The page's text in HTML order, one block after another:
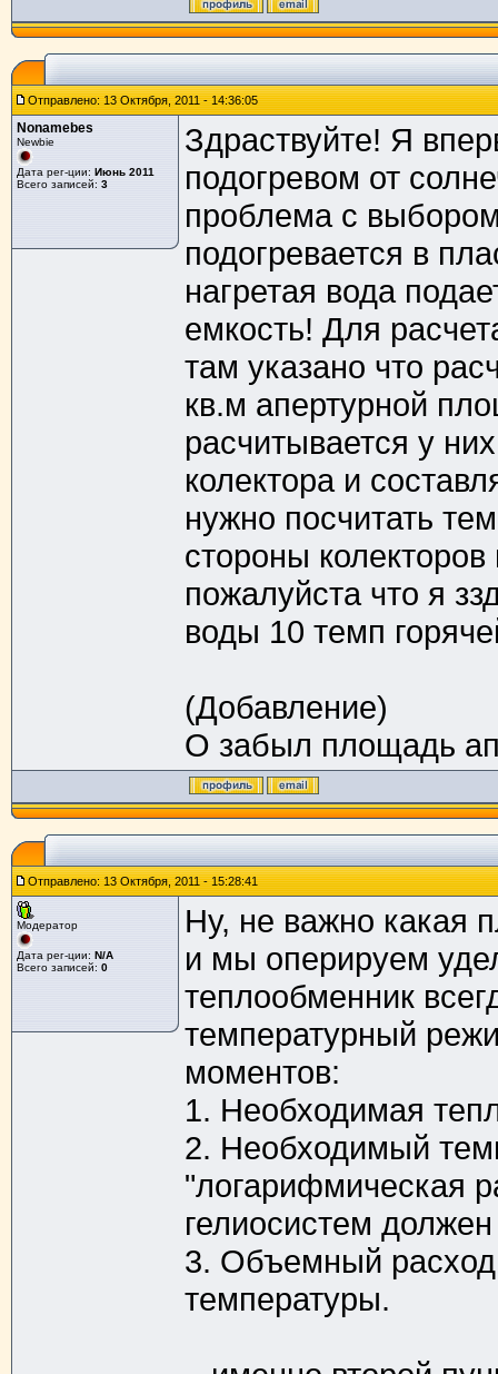
Отправлено: 13 Октября, 2011 - 14:36:05
Nonamebes
Newbie
Дата рег-ции: Июнь 2011
Всего записей: 3
Здраствуйте! Я
подогревом от
проблема с
подогревается в
нагретая вода
емкость! Для
там указано что
кв.м апертурной
расчитывается у
колектора и
нужно посчитать
стороны
пожалуйста что я
воды 10 темп
(Добавление)
О забыл площадь
Отправлено: 13 Октября, 2011 - 15:28:41
Модератор
Дата рег-ции: N/A
Всего записей: 0
Ну, не важно какая
и мы оперируем
теплообменник
температурный
моментов:
1. Необходимая
2. Необходимый
"логарифмическая
гелиосистем
3. Объемный
температуры.